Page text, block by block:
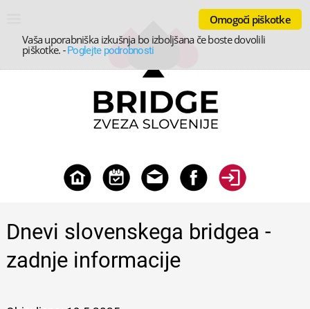
Dnevi slovenskega bridgea -
zadnje informacije
Vaša uporabniška izkušnja bo izboljšana če boste dovolili
piškotke. -Poglejte podrobnosti
Omogoči piškotke